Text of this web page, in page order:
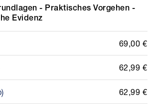
- Praktisches Vorgehen -
Evidenz
69,00 €
62,99 €
62,99 €